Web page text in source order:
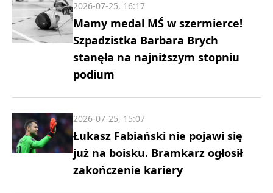
Mamy medal MŚ w szermierce!
Szpadzistka Barbara Brych
stanęła na najniższym stopniu
podium
2026-07-25, 16:17
Łukasz Fabiański nie pojawi się
już na boisku. Bramkarz ogłosił
zakończenie kariery
2026-07-25, 15:07